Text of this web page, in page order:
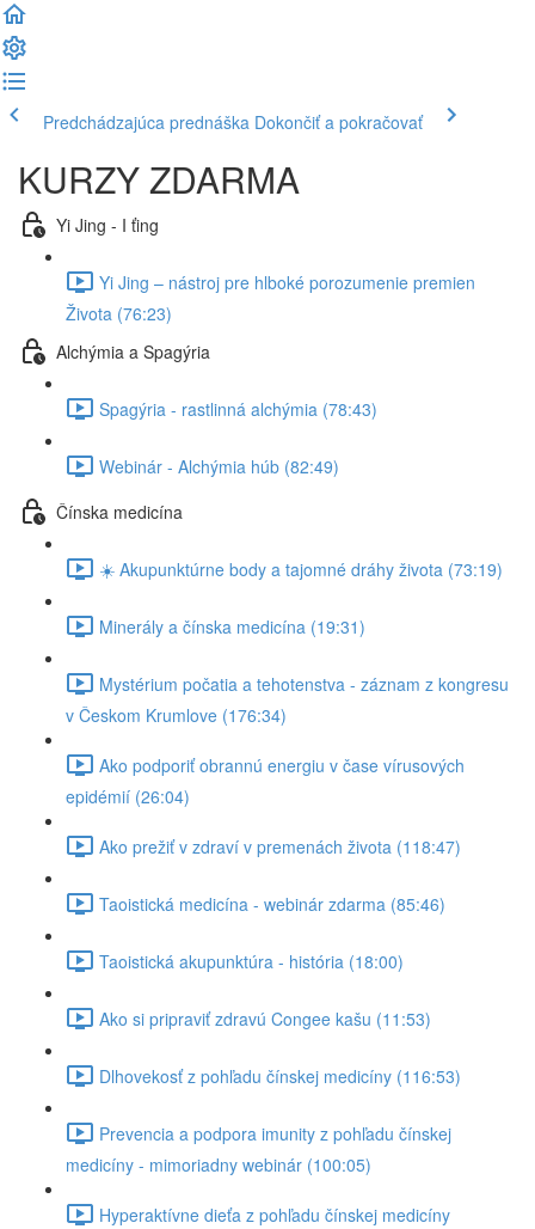
Predchádzajúca prednáška Dokončiť a pokračovať
KURZY ZDARMA
Yi Jing - I ťing
Yi Jing – nástroj pre hlboké porozumenie premien
Života (76:23)
Alchýmia a Spagýria
Spagýria - rastlinná alchýmia (78:43)
Webinár - Alchýmia húb (82:49)
Čínska medicína
☀️ Akupunktúrne body a tajomné dráhy života (73:19)
Minerály a čínska medicína (19:31)
Mystérium počatia a tehotenstva - záznam z kongresu
v Českom Krumlove (176:34)
Ako podporiť obrannú energiu v čase vírusových
epidémií (26:04)
Ako prežiť v zdraví v premenách života (118:47)
Taoistická medicína - webinár zdarma (85:46)
Taoistická akupunktúra - história (18:00)
Ako si pripraviť zdravú Congee kašu (11:53)
Dlhovekosť z pohľadu čínskej medicíny (116:53)
Prevencia a podpora imunity z pohľadu čínskej
medicíny - mimoriadny webinár (100:05)
Hyperaktívne dieťa z pohľadu čínskej medicíny